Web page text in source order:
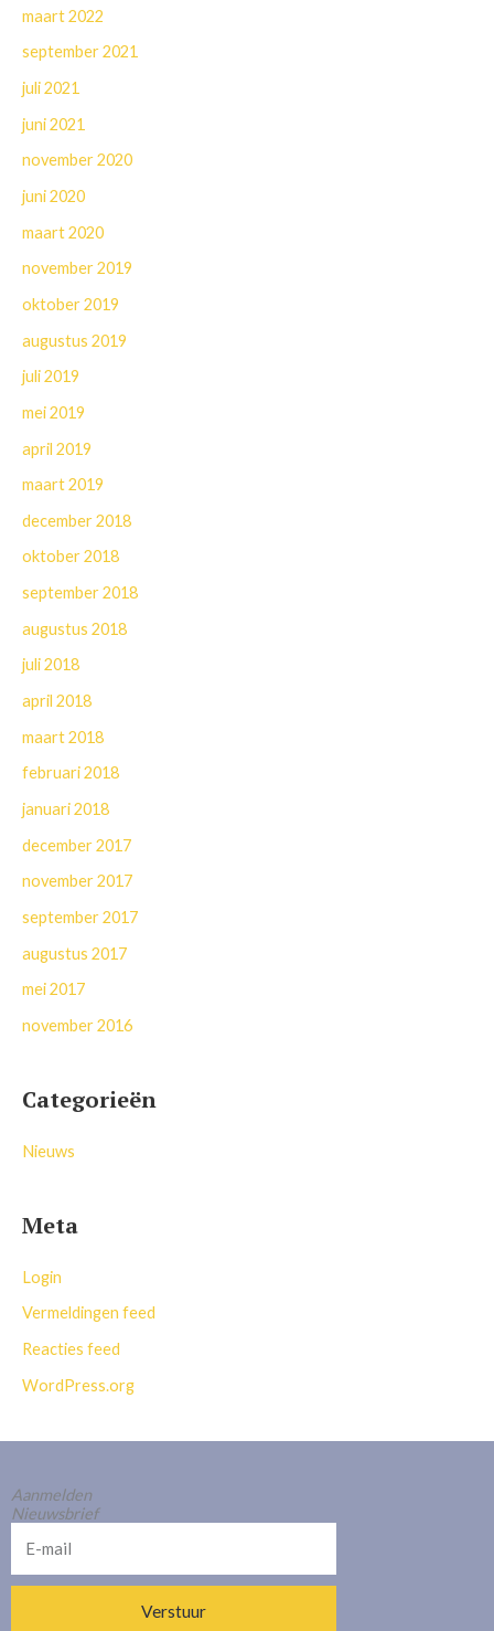
maart 2022
september 2021
juli 2021
juni 2021
november 2020
juni 2020
maart 2020
november 2019
oktober 2019
augustus 2019
juli 2019
mei 2019
april 2019
maart 2019
december 2018
oktober 2018
september 2018
augustus 2018
juli 2018
april 2018
maart 2018
februari 2018
januari 2018
december 2017
november 2017
september 2017
augustus 2017
mei 2017
november 2016
Categorieën
Nieuws
Meta
Login
Vermeldingen feed
Reacties feed
WordPress.org
Aanmelden
Nieuwsbrief
mail
Verstuur